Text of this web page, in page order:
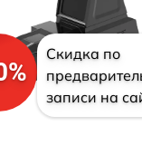
Скидка по
записи на